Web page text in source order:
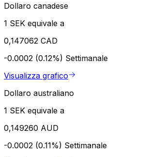
Dollaro canadese
1 SEK equivale a
0,147062 CAD
-0.0002 (0.12%) Settimanale
Visualizza grafico
Dollaro australiano
1 SEK equivale a
0,149260 AUD
-0.0002 (0.11%) Settimanale